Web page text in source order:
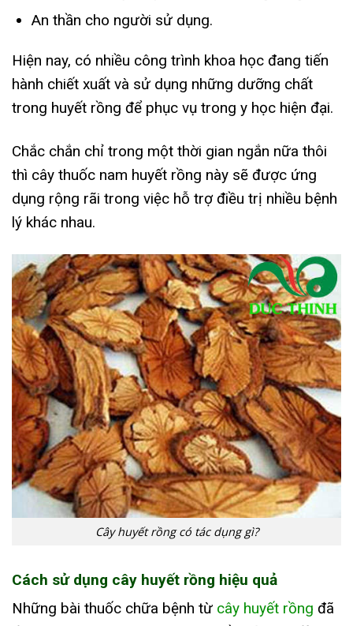
An thần cho người sử dụng.
Hiện nay, có nhiều công trình khoa học đang tiến
hành chiết xuất và sử dụng những dưỡng chất
trong huyết rồng để phục vụ trong y học hiện đại.
Chắc chắn chỉ trong một thời gian ngắn nữa thôi
thì cây thuốc nam huyết rồng này sẽ được ứng
dụng rộng rãi trong việc hỗ trợ điều trị nhiều bệnh
lý khác nhau.
Cây huyết rồng có tác dụng gì?
Cách sử dụng cây huyết rồng hiệu quả
Những bài thuốc chữa bệnh từ cây huyết rồng đã